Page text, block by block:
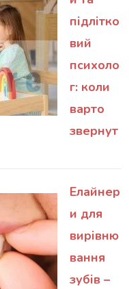
підлітко
вий
психоло
г: коли
варто
звернут
Елайнер
и для
вирівню
вання
зубів –